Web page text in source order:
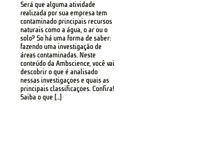
Será que alguma atividade
realizada por sua empresa tem
contaminado principais recursos
naturais como a água, o ar ou o
solo? Só há uma forma de saber:
fazendo uma investigação de
áreas contaminadas. Neste
conteúdo da Ambscience, você vai
descobrir o que é analisado
nessas investigações e quais as
principais classificações. Confira!
Saiba o que […]